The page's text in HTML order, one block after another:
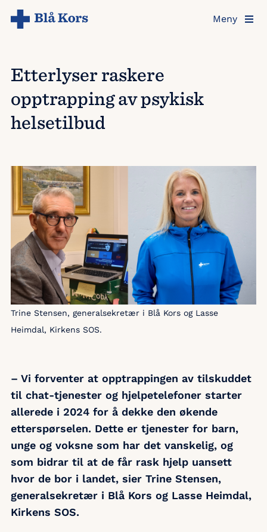
Hopp
Meny
Etterlyser raskere
opptrapping av psykisk
helsetilbud
Trine Stensen, generalsekretær i Blå Kors og Lasse
Heimdal, Kirkens SOS.
– Vi forventer at opptrappingen av tilskuddet
til chat-tjenester og hjelpetelefoner starter
allerede i 2024 for å dekke den økende
etterspørselen. Dette er tjenester for barn,
unge og voksne som har det vanskelig, og
som bidrar til at de får rask hjelp uansett
hvor de bor i landet, sier Trine Stensen,
generalsekretær i Blå Kors og Lasse Heimdal,
Kirkens SOS.